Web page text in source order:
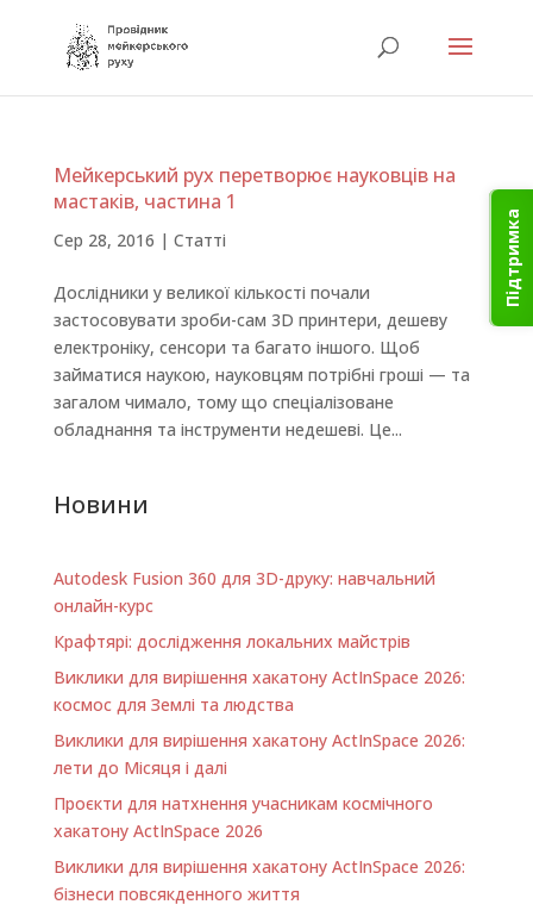
Підтримка
Мейкерський рух перетворює науковців на
мастаків, частина 1
Сер 28, 2016 | Статті
Дослідники у великої кількості почали
застосовувати зроби-сам 3D принтери, дешеву
електроніку, сенсори та багато іншого. Щоб
займатися наукою, науковцям потрібні гроші — та
загалом чимало, тому що спеціалізоване
обладнання та інструменти недешеві. Це...
Новини
Autodesk Fusion 360 для 3D-друку: навчальний
онлайн-курс
Крафтярі: дослідження локальних майстрів
Виклики для вирішення хакатону ActInSpace 2026:
космос для Землі та людства
Виклики для вирішення хакатону ActInSpace 2026:
лети до Місяця і далі
Проєкти для натхнення учасникам космічного
хакатону ActInSpace 2026
Виклики для вирішення хакатону ActInSpace 2026:
бізнеси повсякденного життя